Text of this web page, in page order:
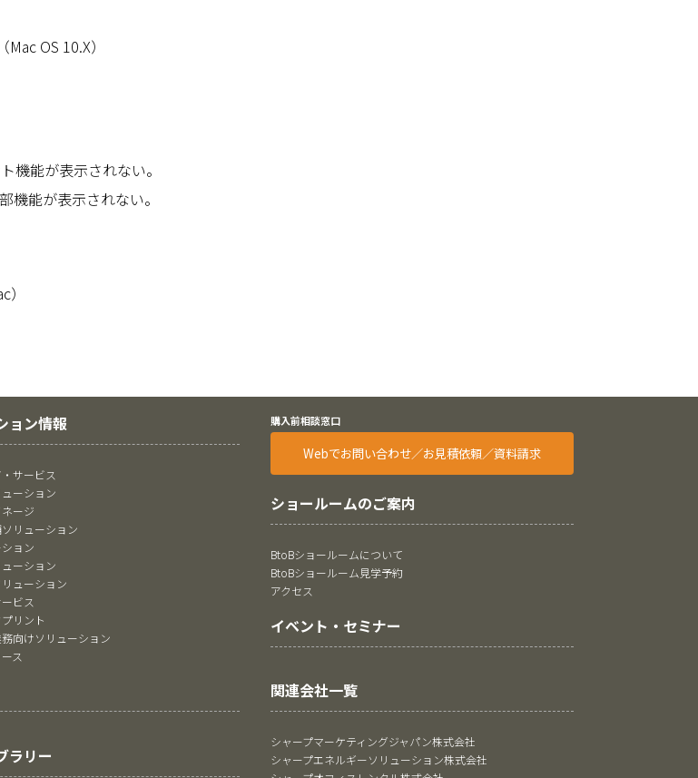
OS 10.X）
機能が表示されない。
機能が表示されない。
ョン情報
サービス
ーション
ージ
リューション
ョン
ーション
ューション
ビス
リント
向けソリューション
ス
ラリー
購入前相談窓口
Webでお問い合わせ／お見積依頼／資料請求
ショールームのご案内
BtoBショールームについて
BtoBショールーム見学予約
アクセス
イベント・セミナー
関連会社一覧
シャープマーケティングジャパン株式会社
シャープエネルギーソリューション株式会社